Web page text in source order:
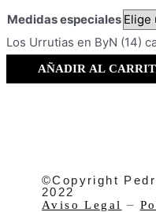
Medidas especiales
Los Urrutias en ByN (14)
AÑADIR AL
©Copyright
2022
Aviso Legal –